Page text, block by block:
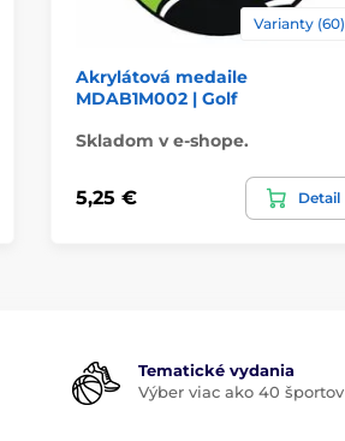
Varianty (60)
Akrylátová medaile
MDAB1M002 | Golf
Skladom v e-shope.
5,25 € Detail
Tematické vydania
Výber viac ako 40 športov